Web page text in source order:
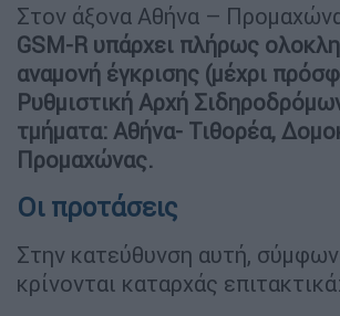
Στον άξονα Αθήνα –
GSM-R υπάρχει πλήρως
αναμονή έγκρισης (μέχρι
Ρυθμιστική Αρχή
τμήματα: Αθήνα- Τιθορέα,
Προμαχώνας.
Οι προτάσεις
Στην κατεύθυνση αυτή,
κρίνονται καταρχάς επιτακτικά: